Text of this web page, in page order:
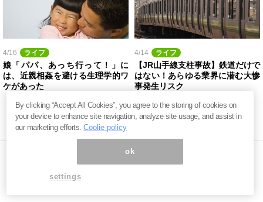
4/16 ライフ
娘「パパ、あっち行って！」に
は、近親相姦を避ける生理学的ワ
ケがあった
4/14 ライフ
【JR山手線支柱事故】鉄道だけで
はない！あらゆる業界に潜む大惨
事発生リスク
ページ内の商標は全て商標権者に属します。無断転載を禁じます。 ©
By clicking “Accept All Cookies”, you agree to the storing of cookies on
your device to enhance site navigation, analyze site usage, and assist in
our marketing efforts.Coolie policy
ok
settings